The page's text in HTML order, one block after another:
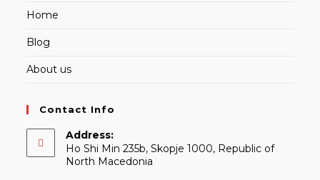
Home
Blog
About us
Contact Info
Address:
Ho Shi Min 235b, Skopje 1000, Republic of
North Macedonia